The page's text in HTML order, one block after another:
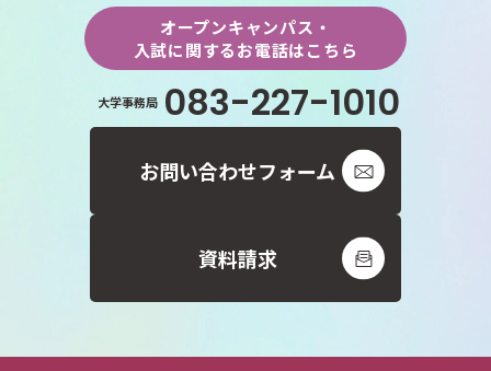
オープンキャンパス・
入試に関するお電話はこちら
大学事務局 083-227-1010
お問い合わせフォーム
資料請求